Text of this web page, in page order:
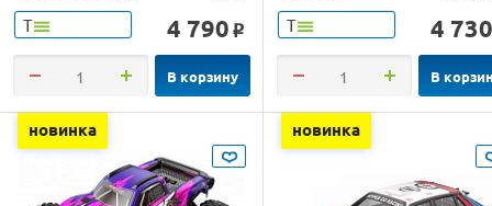
Т 4 790 o
В корзину
Т 4 730
В
новинка новинка